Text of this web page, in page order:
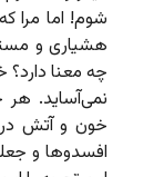
شوم! اما مرا
هشیاری و
چه معنا دارد؟
نمی‌آساید.
خون و آتش در
افسدوها و